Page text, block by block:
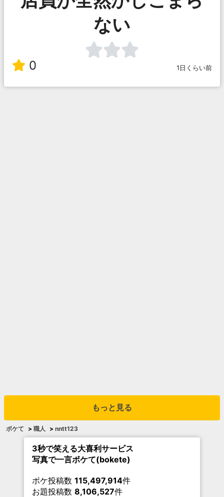
ない
0 1日くらい前
もっと見る
ボケて > 職人 > nntt123
3秒で笑える大喜利サービス
写真で一言ボケて(bokete)
ボケ投稿数 115,497,914件
お題投稿数 8,106,527件